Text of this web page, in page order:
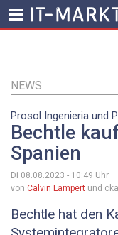
Inhalt
NEWS
Prosol Ingenieria und
Bechtle
Spanien
Di 08.08.2023 - 10:49 Uhr
von Calvin Lampert und cka
Bechtle hat den